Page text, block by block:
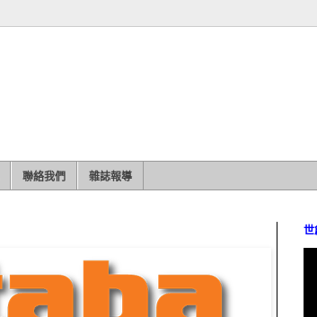
聯絡我們 雜誌報導
世